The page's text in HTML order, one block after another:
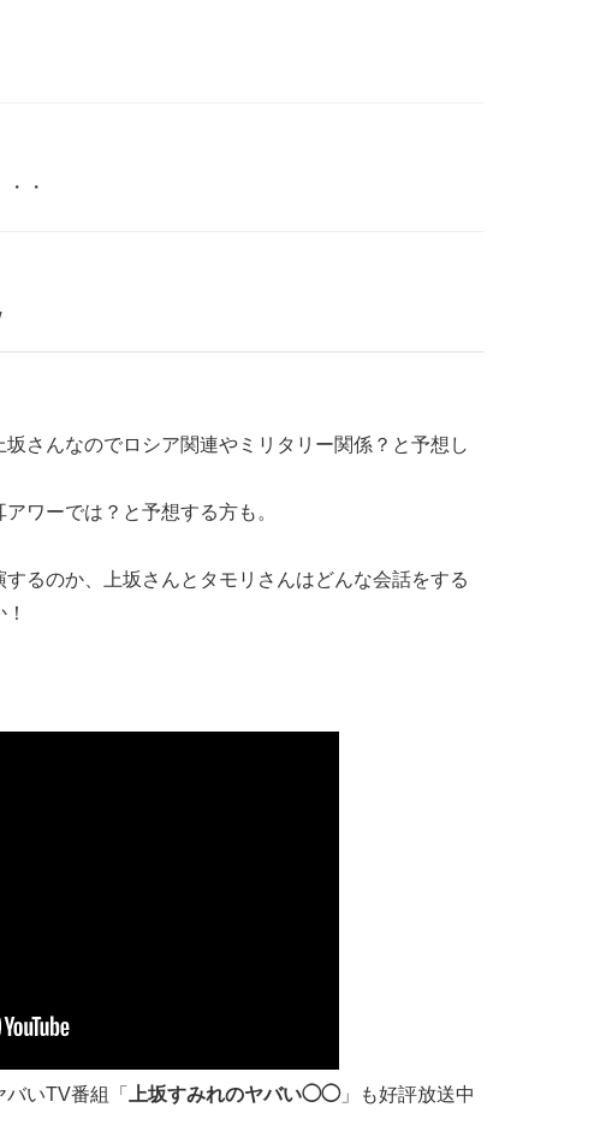
・
さんなのでロシア関連やミリタリー関係？と予想し
ワーでは？と予想する方も。
るのか、上坂さんとタモリさんはどんな会話をする
バいTV番組「 上坂すみれのヤバい◯◯」も好評放送中